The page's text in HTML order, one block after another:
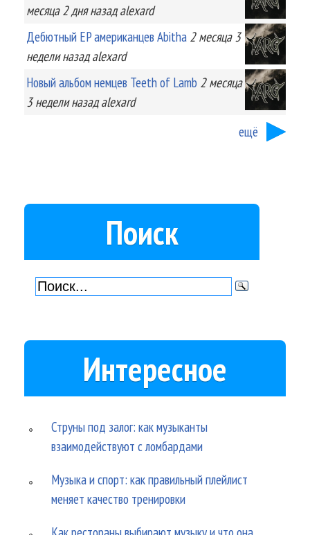
месяца 2 дняназад alexard
Дебютный EP американцев Abitha 2 месяца 3
неделиназад alexard
Новый альбом немцев Teeth of Lamb 2 месяца
3 неделиназад alexard
ещё
Поиск
Интересное
Струны под залог: как музыканты
взаимодействуют с ломбардами
Музыка и спорт: как правильный плейлист
меняет качество тренировки